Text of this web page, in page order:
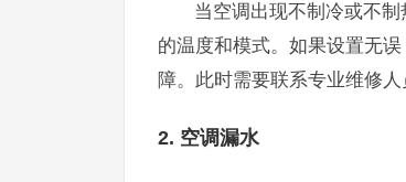
当空调出现不制冷或不
的温度和模式。如果设置无
障。此时需要联系专业维修人
2. 空调漏水